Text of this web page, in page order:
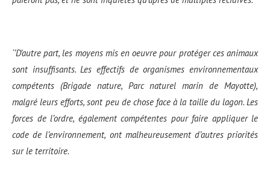
‘’D’autre part, les moyens mis en oeuvre pour protéger ces animaux
sont insuffisants. Les effectifs de organismes environnementaux
compétents (Brigade nature, Parc naturel marin de Mayotte),
malgréleurs efforts, sont peu de chose face à la taille du lagon.Les
forces de l’ordre, également compétentes pour faire appliquer le
code de l’environnement, ont malheureusement d’autres priorités
sur le territoire.